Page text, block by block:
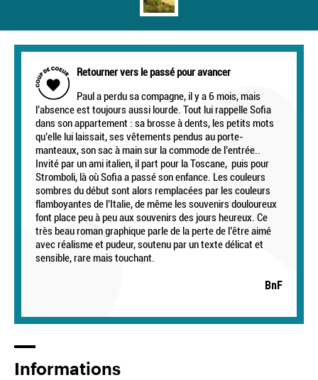
Retourner vers le passé pour avancer
Paul a perdu sa compagne, il y a 6 mois, mais
l’absence est toujours aussi lourde. Tout lui rappelle Sofia
dans son appartement : sa brosse à dents, les petits mots
qu’elle lui laissait, ses vêtements pendus au porte-
manteaux, son sac à main sur la commode de l’entrée..
Invité par un ami italien, il part pour la Toscane, puis pour
Stromboli, là où Sofia a passé son enfance. Les couleurs
sombres du début sont alors remplacées par les couleurs
flamboyantes de l’Italie, de même les souvenirs douloureux
font place peu à peu aux souvenirs des jours heureux. Ce
très beau roman graphique parle de la perte de l’être aimé
avec réalisme et pudeur, soutenu par un texte délicat et
sensible, rare mais touchant.
BnF
Informations